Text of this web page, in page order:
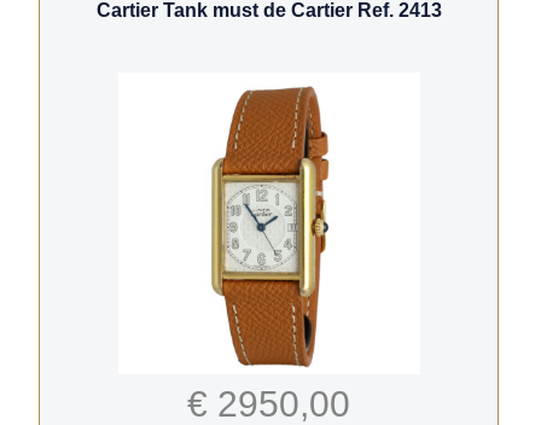
Cartier Tank must de Cartier Ref. 2413
€ 2950,00